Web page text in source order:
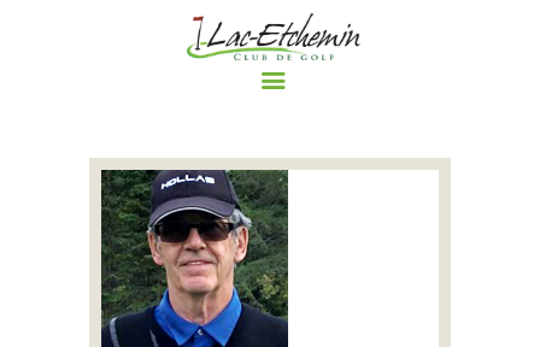
LE CLUB DE GOLF
PARCOURS
RÈGLEMENTS ET
POLITIQUES DU CLUB DE
GOLF DE LAC-ETCHEMIN